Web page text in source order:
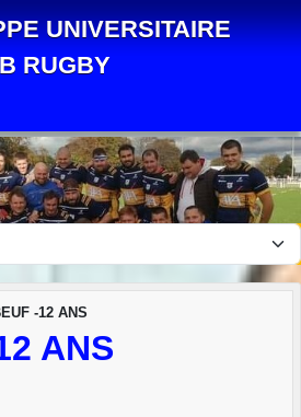
UNIVERSITAIRE
RUGBY
-12 ANS
ANS